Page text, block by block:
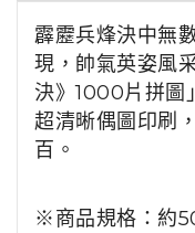
霹靂兵烽決中無
現，帥氣英姿風
決》1000片拼圖」
超清晰偶圖印刷
百。
※商品規格： 約